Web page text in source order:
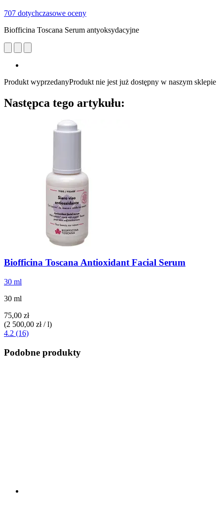
707 dotychczasowe oceny
Biofficina Toscana Serum antyoksydacyjne
Produkt wyprzedanyProdukt nie jest już dostępny w naszym sklepie
Następca tego artykułu:
Biofficina ToscanaAntioxidant Facial Serum
30 ml
30 ml
75,00 zł
(2 500,00 zł / l)
4.2 (16)
Podobne produkty